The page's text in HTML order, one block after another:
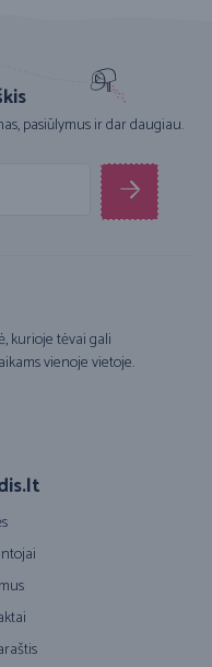
pasiūlymus ir dar daugiau.
kurioje tėvai gali
vienoje vietoje.